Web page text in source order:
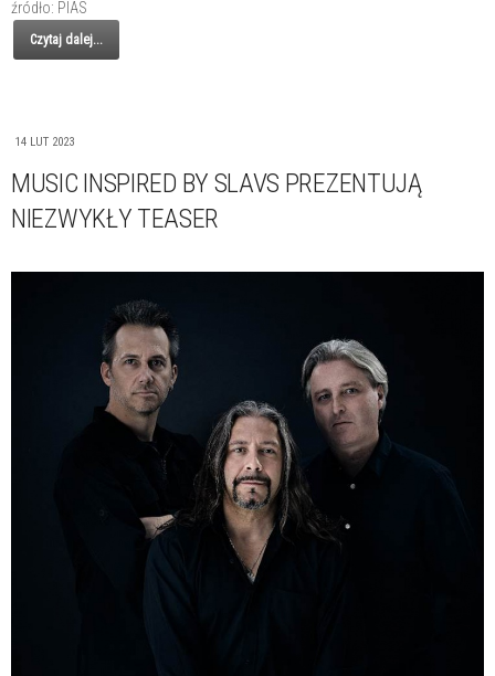
źródło: PIAS
Czytaj dalej...
14 LUT 2023
MUSIC INSPIRED BY SLAVS PREZENTUJĄ
NIEZWYKŁY TEASER